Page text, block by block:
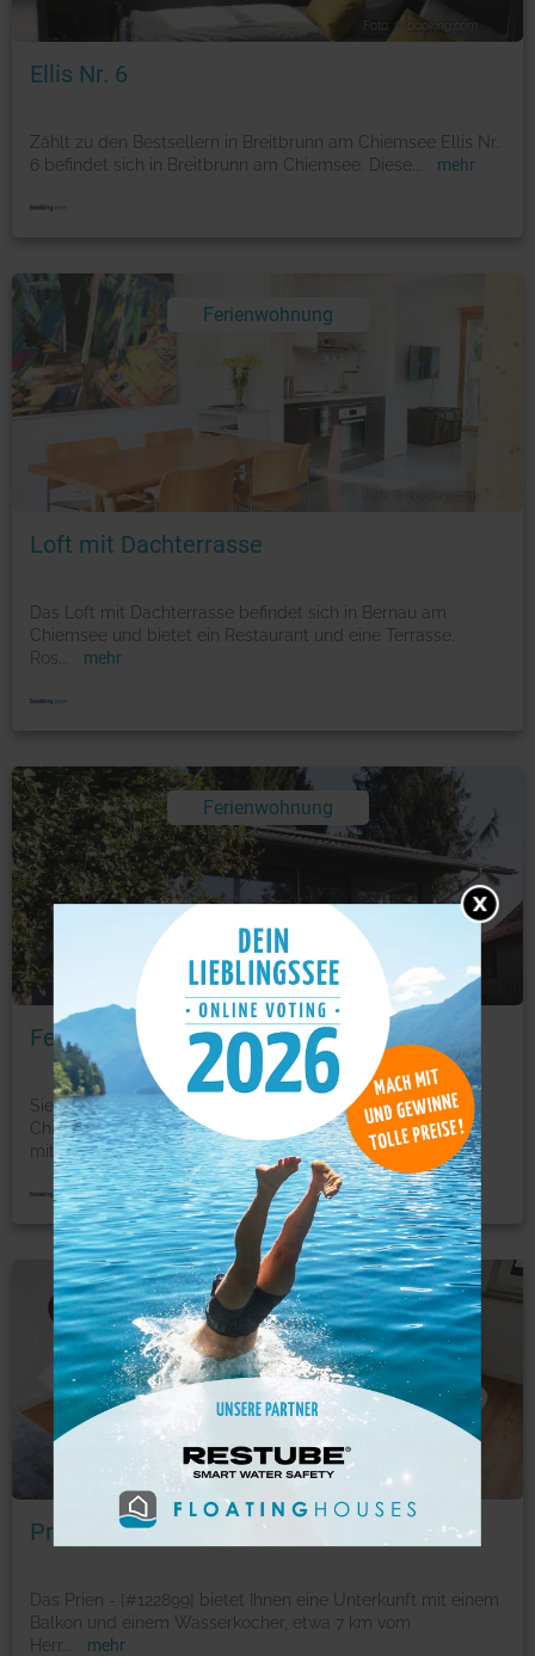
Foto: © booking.com
Ellis Nr. 6
Zählt zu den Bestsellern in Breitbrunn am Chiemsee Ellis Nr.
6 befindet sich in Breitbrunn am Chiemsee. Diese
mehr
Ferienwohnung
Loft mit Dachterrasse
Das Loft mit Dachterrasse befindet sich in Bernau am
Chiemsee und bietet ein Restaurant und eine Terrasse.
Ros
mehr
Ferienwohnung
Foto: © booking.com
Feriendomizil-Chiemsee Lieblingseck
Sie wohnen in Gstadt am Chiemsee. Das Feriendomizil-
Chiemsee Lieblingseck bietet klimatisierte Unterkünfte
mit... mehr
Ferienwohnung
Foto: © booking.com
Prien - [#122899]
Das Prien - [#122899] bietet Ihnen eine Unterkunft mit einem
Balkon und einem Wasserkocher, etwa 7 km vom
Herr
mehr